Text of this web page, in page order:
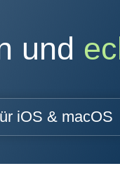
und
iOS & macOS